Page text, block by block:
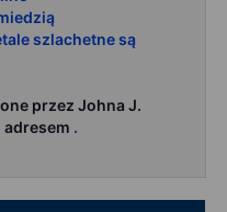
szlachetne są
przez Johna J.
adresem .